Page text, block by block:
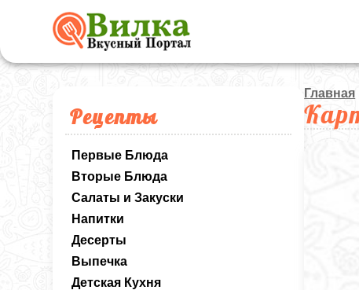
Рецепты
Первые Блюда
Вторые Блюда
Салаты и Закуски
Напитки
Десерты
Выпечка
Детская Кухня
Главная